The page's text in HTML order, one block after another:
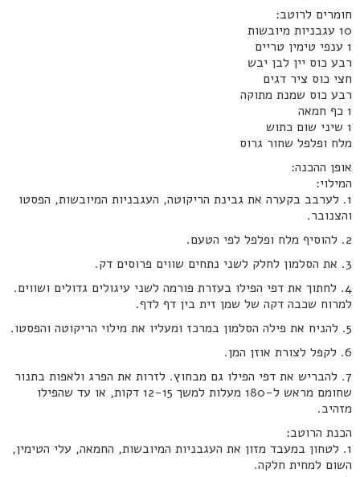
חומרים לרוטב:
10 עגבניות מיובשות
1 ענפי טימין טריים
רבע כוס יין לבן יבש
חצי כוס ציר דגים
רבע כוס שמנת מתוקה
1 כף חמאה
1 שיני שום כתוש
מלח ופלפל שחור גרוס
אופן ההכנה:
המילוי:
1. לערבב בקערה את גבינת הריקוטה, העגבניות המיובשות, הפסטו
והצנובר.
2. להוסיף מלח ופלפל לפי הטעם.
3. את הסלמון לחלק לשני נתחים שווים פרוסים דק.
4. לחתוך את דפי הפילו בעזרת פורמה לשני עיגולים גדולים ושווים.
למרוח שכבה דקה של שמן זית בין דף לדף.
5. להניח את פילה הסלמון במרכז ומעליו את מילוי הריקוטה והפסטו.
6. לקפל לצורת אוזן המן.
7. להבריש את דפי הפילו גם מבחוץ. לזרות את הפרג ולאפות בתנור
שחומם מראש ל-180 מעלות למשך 12-15 דקות, או עד שהפילו
מזהיב.
הכנת הרוטב:
1. לטחון במעבד מזון את העגבניות המיובשות, החמאה, עלי הטימין,
השום למחית חלקה.